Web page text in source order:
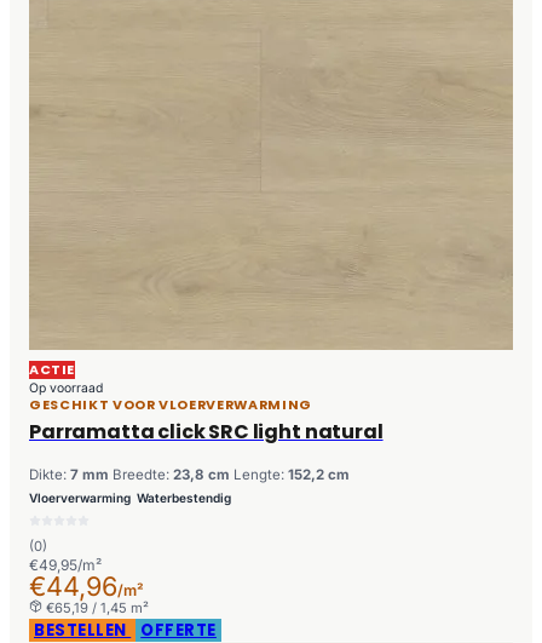
ACTIE
Op voorraad
GESCHIKT VOOR VLOERVERWARMING
Parramatta click SRC light natural
Dikte: 7 mm Breedte: 23,8 cm Lengte: 152,2 cm
Vloerverwarming Waterbestendig
(0)
€49,95/m²
€44,96/m²
€65,19 / 1,45 m²
BESTELLEN OFFERTE